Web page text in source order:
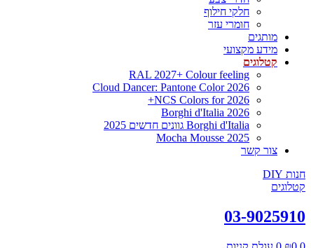
חלקי חילוף
חומרי עזר
מותגים
מידע מקצועי
קטלוגים
RAL 2027+ Colour feeling
Cloud Dancer: Pantone Color 2026
NCS Colors for 2026+
Borghi d'Italia 2026
Borghi d'Italia גוונים חדשים 2025
Mocha Mousse 2025
צור קשר
חנות DIY
קטלוגים
03-9025910